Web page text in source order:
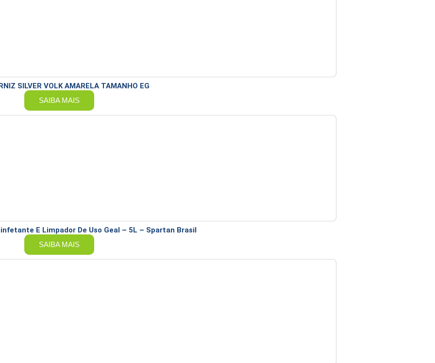
SILVER VOLK AMARELA TAMANHO EG
SAIBA MAIS
E Limpador De Uso Geal – 5L – Spartan Brasil
SAIBA MAIS